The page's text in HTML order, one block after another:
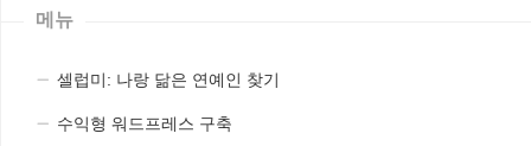
메뉴
셀럽미: 나랑 닮은 연예인 찾기
수익형 워드프레스 구축